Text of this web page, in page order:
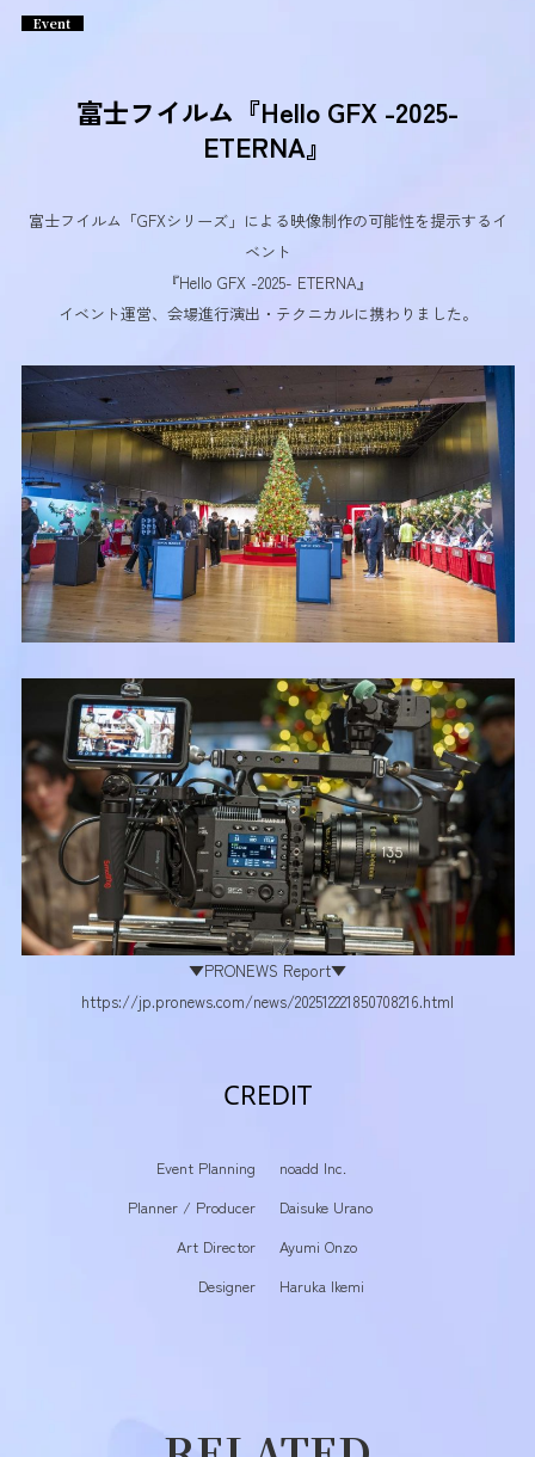
Event
富士フイルム『Hello GFX -2025-
ETERNA』
富士フイルム「GFXシリーズ」による映像制作の可能性を提示するイ
ベント
『Hello GFX -2025- ETERNA』
イベント運営、会場進行演出・テクニカルに携わりました。
▼PRONEWS Report▼
https://jp.pronews.com/news/202512221850708216.html
CREDIT
Event Planning
noadd Inc.
Planner / Producer
Daisuke Urano
Art Director
Ayumi Onzo
Designer
Haruka Ikemi